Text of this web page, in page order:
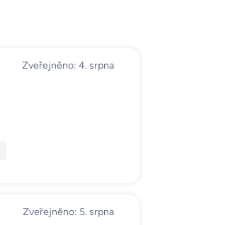
Zveřejněno: 4. srpna
Zveřejněno: 5. srpna